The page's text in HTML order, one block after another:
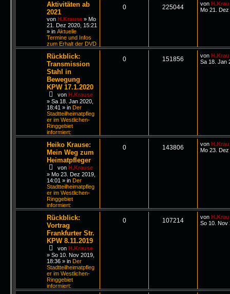
Aktivitäten ab
2021
von H.Krause » Mo
21. Dez 2020, 15:21
» in Aktuelle
Termine und Infos
zum Erhalt der DVD
0 225044 von
Mo 21.
Rückblick:
Transmission
Stahl in
Bewegung
KPW 17.1.2020
von H.Krause
» Sa 18. Jan 2020,
18:41 » in Der
Stadtteilheimatpfleg
er im Westlichen-
Ringgebiet
informiert:
0 151856 von
Sa 18. Jan
Heiko Krause:
Mein Weg zum
Heimatpfleger
von H.Krause
» Mo 23. Dez 2019,
14:01 » in Der
Stadtteilheimatpfleg
er im Westlichen-
Ringgebiet
informiert:
0 143806 von
Mo 23.
Rückblick:
Vortrag
Frankfurter Str.
KPW 8.11.2019
von H.Krause
» So 10. Nov 2019,
18:36 » in Der
Stadtteilheimatpfleg
er im Westlichen-
Ringgebiet
informiert:
0 107214 von
So 10. Nov